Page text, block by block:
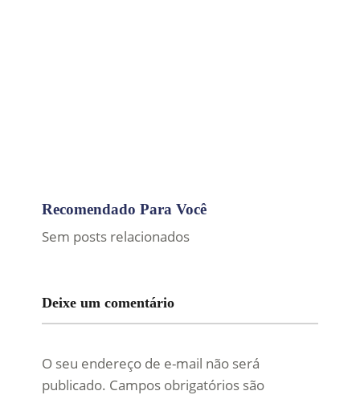
Recomendado Para Você
Sem posts relacionados
Deixe um comentário
O seu endereço de e-mail não será
publicado. Campos obrigatórios são